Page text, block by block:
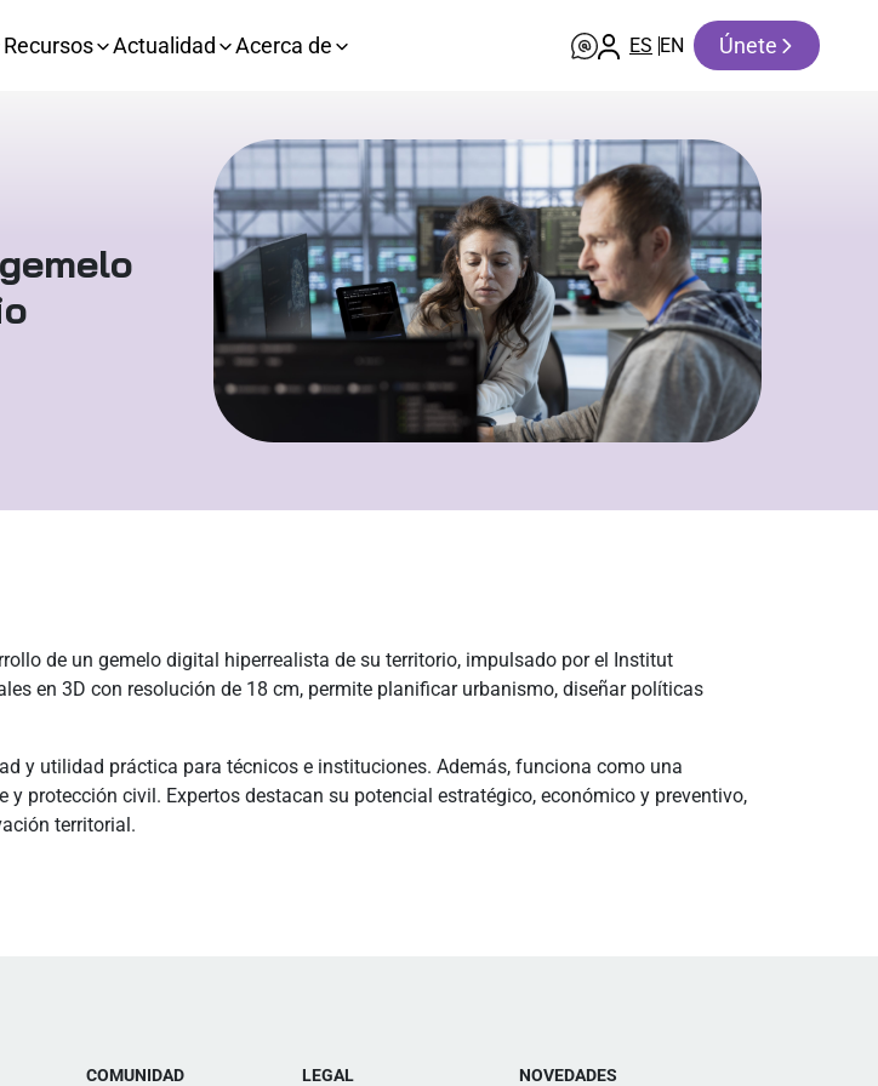
Recursos Actualidad Acerca de ES EN Únete
de un gemelo digital hiperrealista de su territorio, impulsado por el Institut
en 3D con resolución de 18 cm, permite planificar urbanismo, diseñar políticas
y utilidad práctica para técnicos e instituciones. Además, funciona como una
protección civil. Expertos destacan su potencial estratégico, económico y preventivo,
territorial.
COMUNIDAD LEGAL NOVEDADES